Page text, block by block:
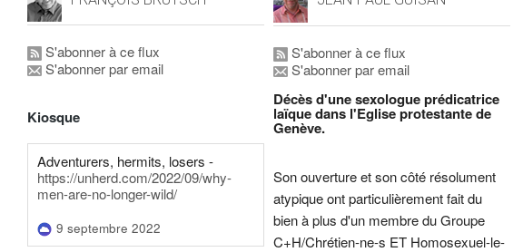
S'abonner à ce flux
S'abonner par email
Kiosque
Adventurers, hermits, losers -
https://unherd.com/2022/09/why-
men-are-no-longer-wild/
9 septembre 2022
S'abonner à ce flux
S'abonner par email
Décès d'une sexologue prédicatrice
laïque dans l'Eglise protestante de
Genève.
Son ouverture et son côté résolument
atypique ont particulièrement fait du
bien à plus d'un membre du Groupe
C+H/Chrétien-ne-s ET Homosexuel-le-